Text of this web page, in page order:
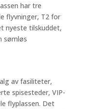
har tre
flyvninger, T2 for
nyeste tilskuddet,
sømløs
av fasiliteter,
spisesteder, VIP-
flyplassen. Det